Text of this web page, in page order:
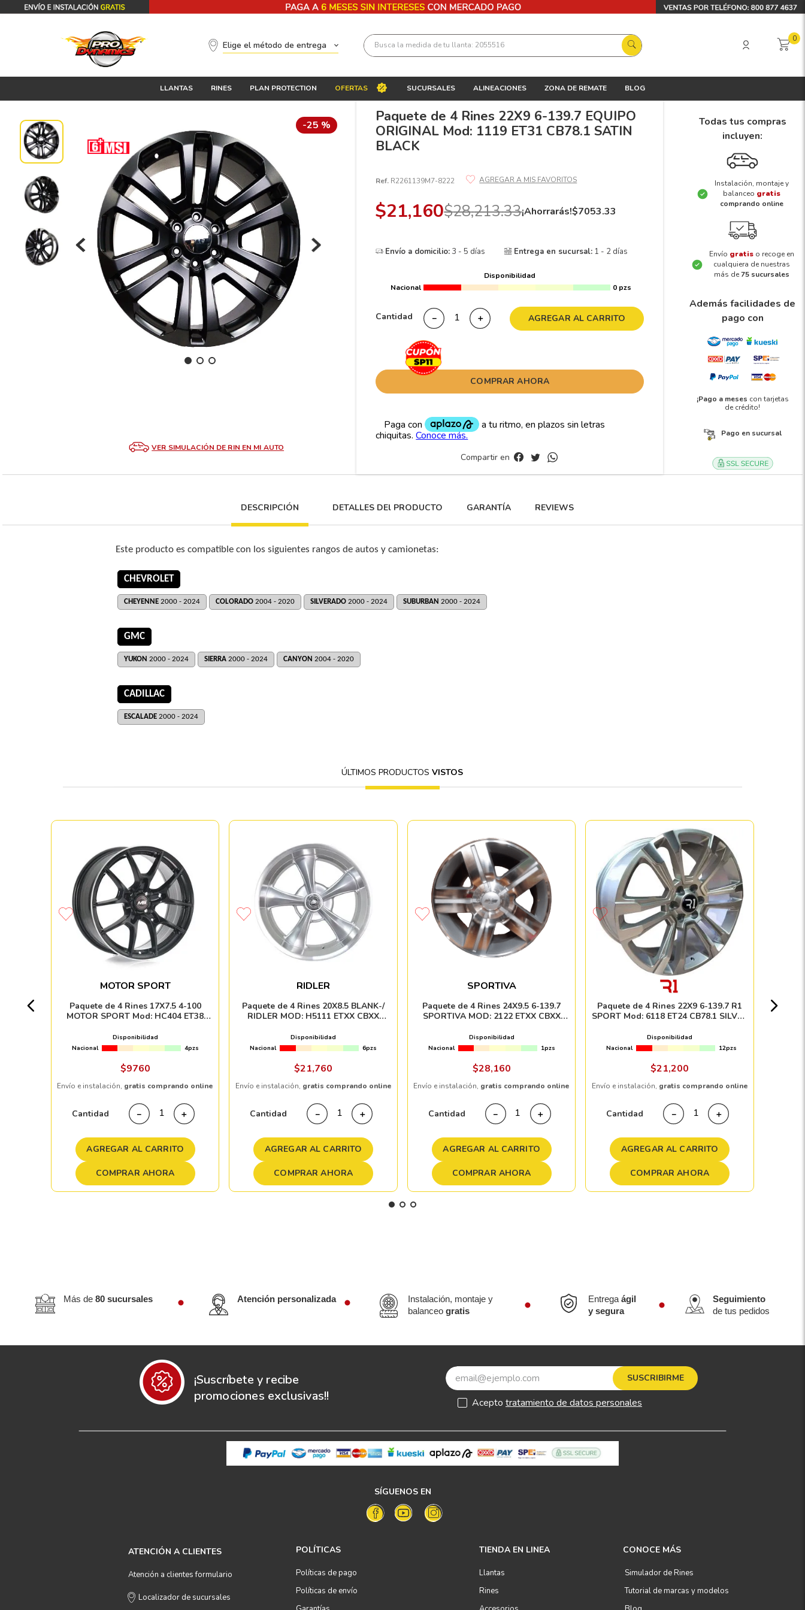
Elige el método de entrega Busca la medida de tu llanta: 2055516 0
LLANTAS RINES PLAN PROTECTION OFERTAS SUCURSALES ALINEACIONES ZONA DE REMATE BLOG
-25 %
VER SIMULACIÓN DE RIN EN MI AUTO
Paquete de 4 Rines 22X9 6-139.7 EQUIPO
ORIGINAL Mod: 1119 ET31 CB78.1 SATIN
BLACK
Ref. R2261139M7-8222
$21,160$28,213.33¡Ahorrarás!$7053.33
Envío a domicilio:3 - 5 días Entrega en sucursal: 1 - 2 días
Disponibilidad
Nacional
0 pzs
Cantidad ＋
－ AGREGAR AL CARRITO
COMPRAR AHORA
Compartir en
Todas tus compras
incluyen:
Instalación, montaje y
balanceo gratis
comprando online
Envío gratis o recoge en
cualquiera de nuestras
más de75 sucursales
Además facilidades de
pago con
¡Pago a meses con tarjetas
de crédito!
Pago en sucursal
DESCRIPCIÓN DETALLES DEl PRODUCTO GARANTÍA REVIEWS
Este producto es compatible con los siguientes rangos de autos y camionetas:
CHEVROLET
CHEYENNE 2000 - 2024 COLORADO 2004 - 2020 SILVERADO 2000 - 2024 SUBURBAN 2000 - 2024
GMC
YUKON 2000 - 2024 SIERRA 2000 - 2024 CANYON 2004 - 2020
CADILLAC
ESCALADE 2000 - 2024
ÚLTIMOS PRODUCTOSVISTOS
MOTOR SPORT
Paquete de 4 Rines 17X7.5 4-100
MOTOR SPORT Mod: HC404 ET38
Disponibilidad
Nacional
4pzs
$9760
Envío e instalación, gratis comprando online
Cantidad ＋
－
AGREGAR AL CARRITO
COMPRAR AHORA
RIDLER
Paquete de 4 Rines 20X8.5 BLANK-/
RIDLER MOD: H5111 ETXX CBXX
Disponibilidad
Nacional
6pzs
$21,760
Envío e instalación, gratis comprando online
Cantidad ＋
－
AGREGAR AL CARRITO
COMPRAR AHORA
SPORTIVA
Paquete de 4 Rines 24X9.5 6-139.7
SPORTIVA MOD: 2122 ETXX CBXX
Disponibilidad
Nacional
1pzs
$28,160
Envío e instalación, gratis comprando online
Cantidad ＋
－
AGREGAR AL CARRITO
COMPRAR AHORA
Paquete de 4 Rines 22X9 6-139.7 R1
SPORT Mod: 6118 ET24 CB78.1 SILVER
Disponibilidad
Nacional
12pzs
$21,200
Envío e instalación, gratis comprando online
Cantidad ＋
－
AGREGAR AL CARRITO
COMPRAR AHORA
Más de 80 sucursales Atención personalizada
Instalación, montaje y
balanceogratis
Entregaágil
y segura
Seguimiento
de tus pedidos
¡Suscríbete y recibe
promociones exclusivas!!
SUSCRIBIRME
Acepto tratamiento de datos personales
SÍGUENOS EN
ATENCIÓN A CLIENTES
Atención a clientes formulario
Localizador de sucursales
POLÍTICAS
Políticas de pago
Políticas de envío
TIENDA EN LINEA
Llantas
Rines
CONOCE MÁS
Simulador de Rines
Tutorial de marcas y modelos
Términos más buscados